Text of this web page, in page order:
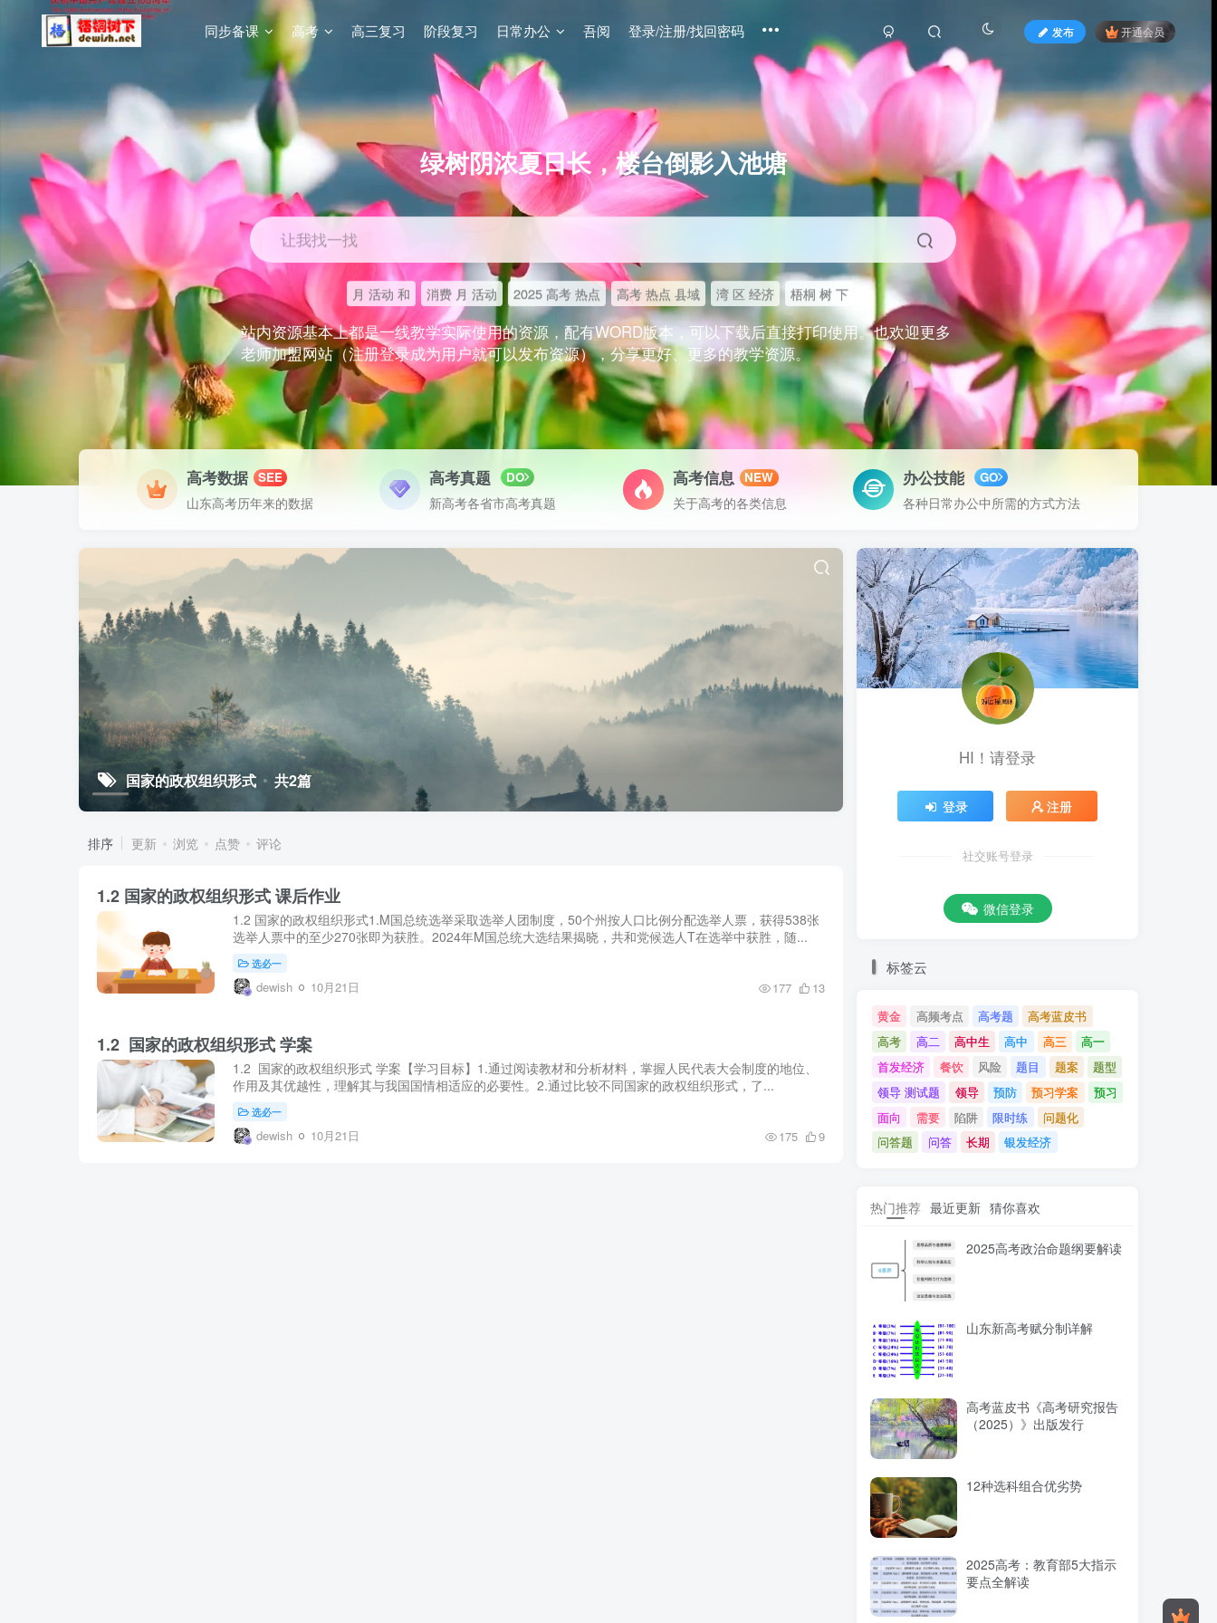
同步备课 高考 高三复习 阶段复习 日常办公 吾阅 登录/注册/找回密码 发布 开通会员
绿树阴浓夏日长，楼台倒影入池塘
让我找一找
月 活动 和 消费 月 活动 2025 高考 热点 高考 热点 县域 湾 区 经济 梧桐 树 下
站内资源基本上都是一线教学实际使用的资源，配有WORD版本，可以下载后直接打印使用。也欢迎更多
老师加盟网站（注册登录成为用户就可以发布资源），分享更好、更多的教学资源。
高考数据 SEE
山东高考历年来的数据
高考真题 DO
新高考各省市高考真题
高考信息 NEW
关于高考的各类信息
办公技能 GO
各种日常办公中所需的方式方法
国家的政权组织形式 共2篇
排序 更新 浏览 点赞 评论
1.2 国家的政权组织形式 课后作业
1.2 国家的政权组织形式1.M国总统选举采取选举人团制度，50个州按人口比例分配选举人票，获得538张
选举人票中的至少270张即为获胜。2024年M国总统大选结果揭晓，共和党候选人T在选举中获胜，随...
选必一
dewish 10月21日 177 13
1.2 国家的政权组织形式 学案
1.2 国家的政权组织形式 学案【学习目标】1.通过阅读教材和分析材料，掌握人民代表大会制度的地位、
作用及其优越性，理解其与我国国情相适应的必要性。2.通过比较不同国家的政权组织形式，了...
选必一
dewish 10月21日 175 9
HI！请登录
登录 注册
社交账号登录
微信登录
标签云
黄金 高频考点 高考题
高考蓝皮书
高考
高二 高中生 高中 高三
高一
首发经济
餐饮 风险 题目 题案
题型
领导 测试题
领导 预防 预习学案
预习
面向
需要 陷阱 限时练
问题化
问答题
问答 长期 银发经济
热门推荐 最近更新 猜你喜欢
2025高考政治命题纲要解读
山东新高考赋分制详解
高考蓝皮书《高考研究报告
（2025）》出版发行
12种选科组合优劣势
2025高考：教育部5大指示
要点全解读